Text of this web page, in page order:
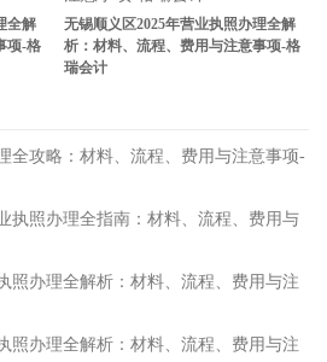
全解
项-格
无锡顺义区2025年营业执照办理全解
析：材料、流程、费用与注意事项-格
瑞会计
全攻略：材料、流程、费用与注意事项-
执照办理全指南：材料、流程、费用与
照办理全解析：材料、流程、费用与注
照办理全解析：材料、流程、费用与注